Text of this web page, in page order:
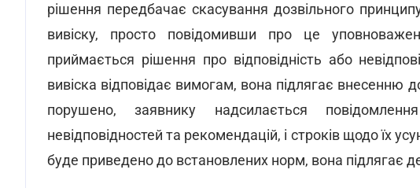
рішення передбачає скасування дозвільного
вивіску, просто повідомивши про це
приймається рішення про відповідність або
вивіска відповідає вимогам, вона підлягає
порушено, заявнику надсилається
невідповідностей та рекомендацій, і строків щодо їх
буде приведено до встановлених норм, вона підлягає